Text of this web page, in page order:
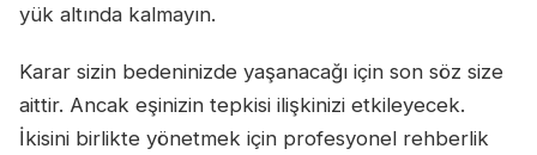
yük altında kalmayın.
Karar sizin bedeninizde yaşanacağı için son söz size
aittir. Ancak eşinizin tepkisi ilişkinizi etkileyecek.
İkisini birlikte yönetmek için profesyonel rehberlik